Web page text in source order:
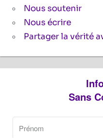
Nous soutenir
Nous écrire
Partager la vérité
Sans